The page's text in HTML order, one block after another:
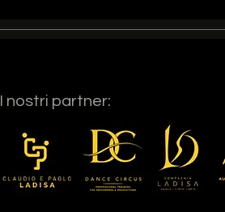
I nostri partner: